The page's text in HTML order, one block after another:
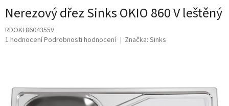
Nerezový dřez Sinks OKIO 860 V leštěný
RDOKL8604355V
Průměrné
1 hodnoceníPodrobnosti hodnocení Značka: Sinks